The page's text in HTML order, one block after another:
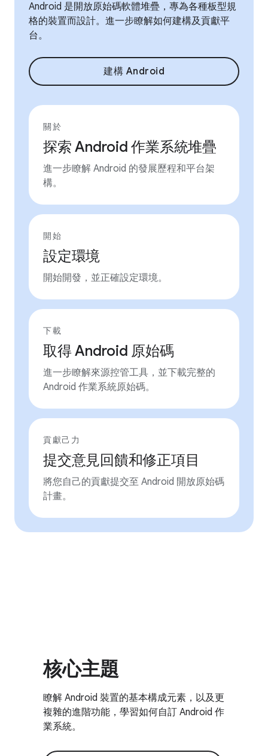
Android 是開放原始碼軟體堆疊，專為各種板型規
格的裝置而設計。進一步瞭解如何建構及貢獻平
台。
建構 Android
關於
探索 Android 作業系統堆疊
進一步瞭解 Android 的發展歷程和平台架
構。
開始
設定環境
開始開發，並正確設定環境。
下載
取得 Android 原始碼
進一步瞭解來源控管工具，並下載完整的
Android 作業系統原始碼。
貢獻己力
提交意見回饋和修正項目
將您自己的貢獻提交至 Android 開放原始碼
計畫。
核心主題
瞭解 Android 裝置的基本構成元素，以及更
複雜的進階功能，學習如何自訂 Android 作
業系統。